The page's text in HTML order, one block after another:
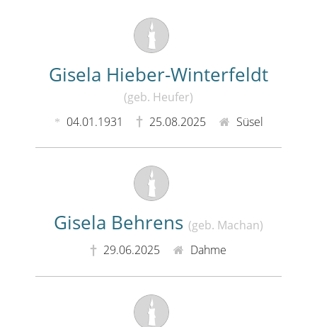
Gisela Hieber-Winterfeldt
(geb. Heufer)
04.01.1931
25.08.2025 Süsel
Gisela Behrens (geb. Machan)
29.06.2025
Dahme